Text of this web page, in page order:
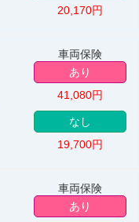
20,170円
車両保険
あり
41,080円
なし
19,700円
車両保険
あり